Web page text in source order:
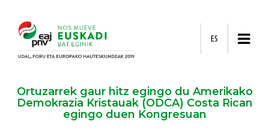
ES
Ortuzarrek gaur hitz egingo du Amerikako
Demokrazia Kristauak (ODCA) Costa Rican
egingo duen Kongresuan